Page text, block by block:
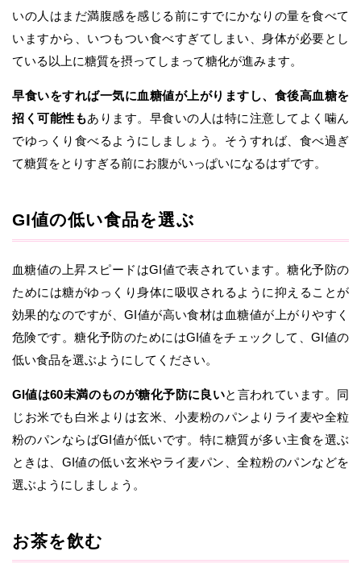
いの人はまだ満腹感を感じる前にすでにかなりの量を食べて
いますから、いつもつい食べすぎてしまい、身体が必要とし
ている以上に糖質を摂ってしまって糖化が進みます。
早食いをすれば一気に血糖値が上がりますし、食後高血糖を
招く可能性もあります。早食いの人は特に注意してよく噛ん
でゆっくり食べるようにしましょう。そうすれば、食べ過ぎ
て糖質をとりすぎる前にお腹がいっぱいになるはずです。
GI値の低い食品を選ぶ
血糖値の上昇スピードはGI値で表されています。糖化予防の
ためには糖がゆっくり身体に吸収されるように抑えることが
効果的なのですが、GI値が高い食材は血糖値が上がりやすく
危険です。糖化予防のためにはGI値をチェックして、GI値の
低い食品を選ぶようにしてください。
GI値は60未満のものが糖化予防に良いと言われています。同
じお米でも白米よりは玄米、小麦粉のパンよりライ麦や全粒
粉のパンならばGI値が低いです。特に糖質が多い主食を選ぶ
ときは、GI値の低い玄米やライ麦パン、全粒粉のパンなどを
選ぶようにしましょう。
お茶を飲む